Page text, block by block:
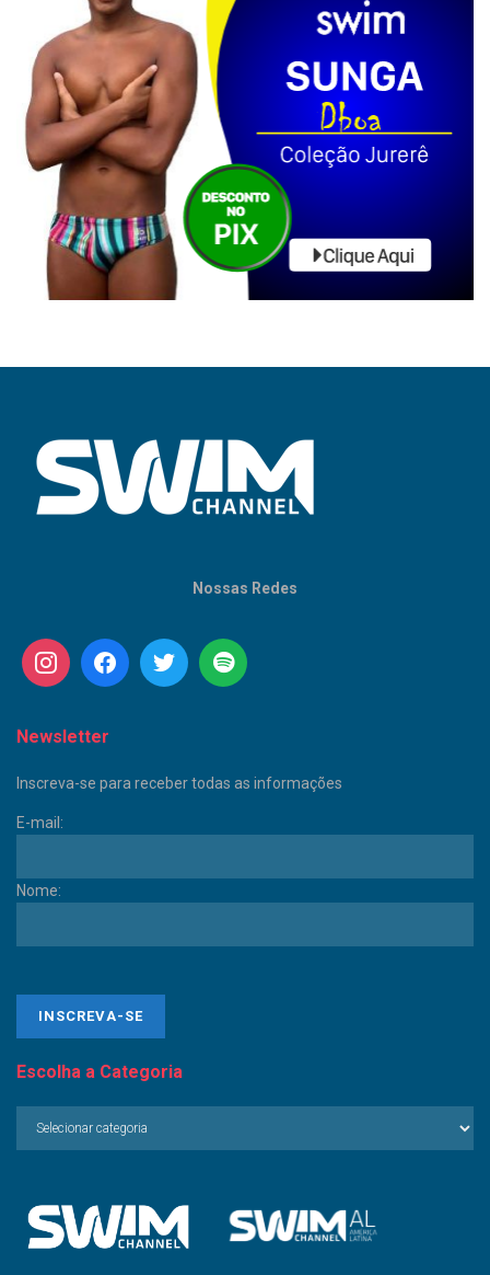
Nossas Redes
Newsletter
Inscreva-se para receber todas as informações
E-mail:
Nome:
Escolha a Categoria